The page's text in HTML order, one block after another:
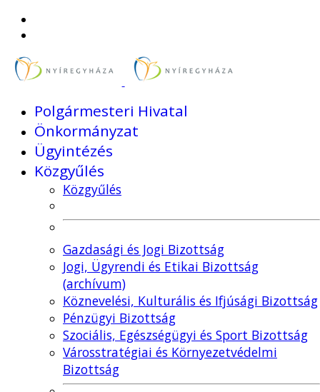
Polgármesteri Hivatal
Önkormányzat
Ügyintézés
Közgyűlés
Közgyűlés
Gazdasági és Jogi Bizottság
Jogi, Ügyrendi és Etikai Bizottság
(archívum)
Köznevelési, Kulturális és Ifjúsági Bizottság
Pénzügyi Bizottság
Szociális, Egészségügyi és Sport Bizottság
Városstratégiai és Környezetvédelmi
Bizottság